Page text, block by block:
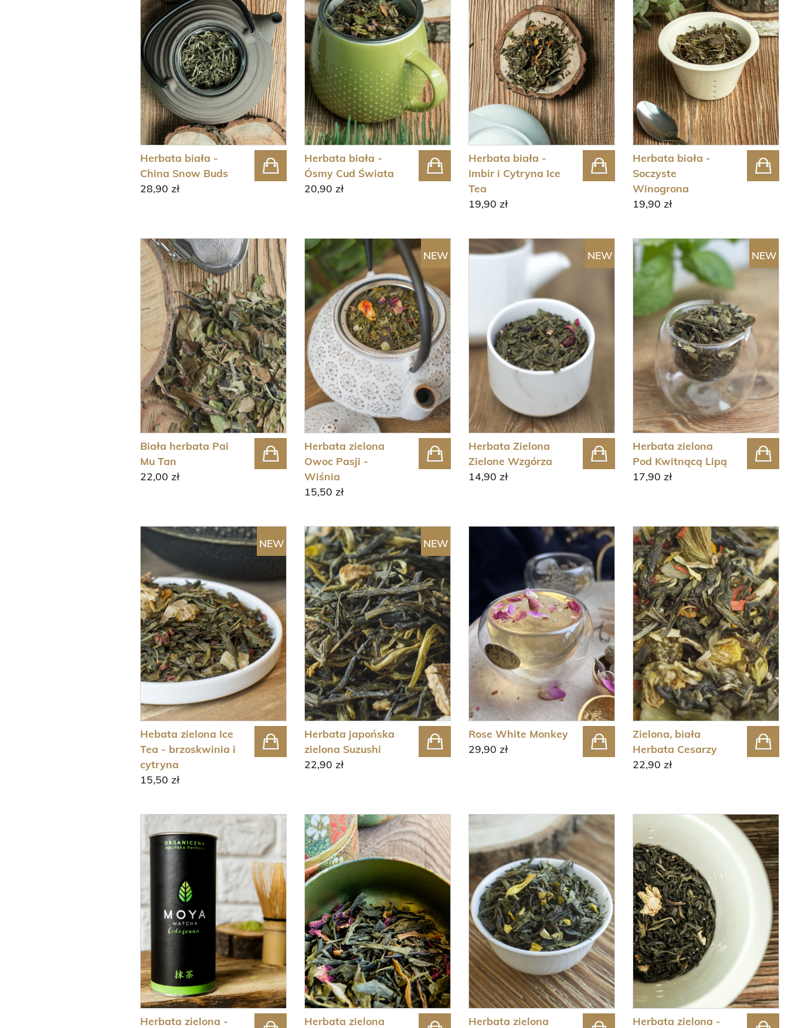
Herbata biała -
China Snow Buds
28,90 zł
Herbata biała -
Ósmy Cud Świata
20,90 zł
Herbata biała -
Imbir i Cytryna Ice
Tea
19,90 zł
Herbata biała -
Soczyste
Winogrona
19,90 zł
Biała herbata Pai
Mu Tan
22,00 zł
NEW
Herbata zielona
Owoc Pasji -
Wiśnia
15,50 zł
NEW
Herbata Zielona
Zielone Wzgórza
14,90 zł
NEW
Herbata zielona
Pod Kwitnącą Lipą
17,90 zł
NEW
Hebata zielona Ice
Tea - brzoskwinia i
cytryna
15,50 zł
NEW
Herbata japońska
zielona Suzushi
22,90 zł
Rose White Monkey
29,90 zł
Zielona, biała
Herbata Cesarzy
22,90 zł
Herbata zielona - Herbata zielona Herbata zielona Herbata zielona -